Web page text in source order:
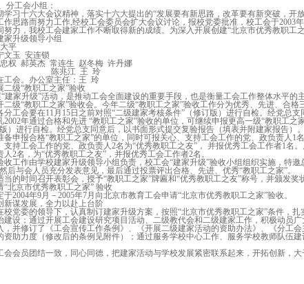
分工会小组：
学习十六大会议精神，落实十六大提出的“发展要有新思路，改革要有新突破，开
作思路而努力工作,经校工会委员会扩大会议讨论，报校党委批准，校工会于2003年
努力，我校工会建家工作不断取得新的成绩。为深入开展创建“北京市优秀教职工
家升级领导小组
平
文玉 安连锁
权 郝英杰 常连生 赵冬梅 许丹娜
陈兆江 王 玲
工会。办公室主任：王 玲
二级“教职工之家”验收
建家升级”活动，是推动工会全面建设的重要手段，也是衡量工会工作整体水平的
二级“教职工之家”验收会。今年二级“教职工之家”验收工作分为优秀、先进、合格
分工会要在11 月 15日之前对照“二级建家考核条件”（修订版）进行自检。经党总
2002年通过合格和先进 “教职工之家”验收的单位，可继续申报更高一级“教职工
）进行自检。经党总支同意后，以书面形式提交复验报告（填表并附建家报告）。
备申报合格“教职工之家”的单位，同时可报关心、支持工会工作的党、政负责人 1
支持工会工作的党、政负责人2名为“优秀教职工之友”， 并报优秀工会工作者1名
人2名，为“优秀教职工之友”，并报优秀工会工作者2名。
收工作由学校建家升级领导小组负责，校工会“建家升级”验收小组组织实施，特
后与会人员充分发表意见，最后通过投票评出合格、先进、优秀“教职工之家”。
当的时间召开表彰会，授予“教职工之家”牌匾和“优秀教职工之友”称号，并颁发奖
“北京市优秀教职工之家” 验收
于2004年9月－ 2005年7月向北京市教育工会申请“北京市优秀教职工之家”验收。
新谋发展，全力以赴上台阶
校党委的领导下，认真制订建家升级方案，按照“北京市优秀教职工之家”条件，
建设；通过开展工会建设研究项目活动、二级教代会和二级建家工作，积极动员
，并修订了《工会宣传工作条例》、《开展二级建家活动的资助办法》、《分工
资助力度（修改后的条例见附件）；通过服务学校中心工作、服务学校教师队伍
会会员团结一致，同心同德，把建家活动与学校发展紧密联系起来，开拓创新，